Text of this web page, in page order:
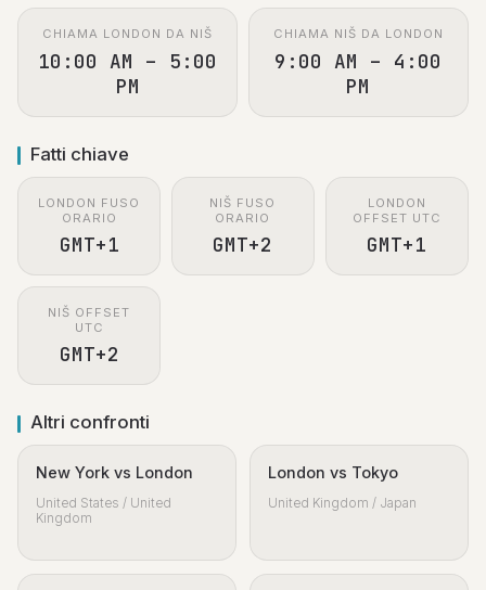
CHIAMA LONDON DA NIŠ
10:00 AM – 5:00
PM
CHIAMA NIŠ DA LONDON
9:00 AM – 4:00
PM
Fatti chiave
LONDON FUSO
ORARIO
GMT+1
NIŠ FUSO
ORARIO
GMT+2
LONDON
OFFSET UTC
GMT+1
NIŠ OFFSET
UTC
GMT+2
Altri confronti
New York vs London
United States / United
Kingdom
London vs Tokyo
United Kingdom / Japan